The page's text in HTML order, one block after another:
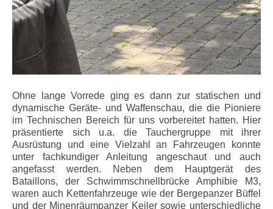
Ohne lange Vorrede ging es dann zur statischen und
dynamische Geräte- und Waffenschau, die die Pioniere
im Technischen Bereich für uns vorbereitet hatten. Hier
präsentierte sich u.a. die Tauchergruppe mit ihrer
Ausrüstung und eine Vielzahl an Fahrzeugen konnte
unter fachkundiger Anleitung angeschaut und auch
angefasst werden. Neben dem Hauptgerät des
Bataillons, der Schwimmschnellbrücke Amphibie M3,
waren auch Kettenfahrzeuge wie der Bergepanzer Büffel
und der Minenräumpanzer Keiler sowie unterschiedliche